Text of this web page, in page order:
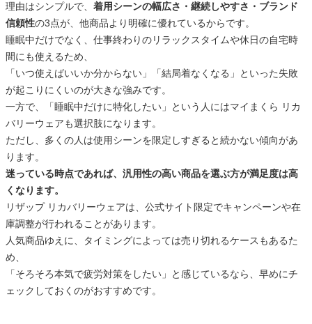
理由はシンプルで、 着用シーンの幅広さ・継続しやすさ・ブランド
信頼性の3点が、他商品より明確に優れているからです。
睡眠中だけでなく、仕事終わりのリラックスタイムや休日の自宅時
間にも使えるため、
「いつ使えばいいか分からない」「結局着なくなる」といった失敗
が起こりにくいのが大きな強みです。
一方で、「睡眠中だけに特化したい」という人にはマイまくら リカ
バリーウェアも選択肢になります。
ただし、多くの人は使用シーンを限定しすぎると続かない傾向があ
ります。
迷っている時点であれば、汎用性の高い商品を選ぶ方が満足度は高
くなります。
リザップ リカバリーウェアは、公式サイト限定でキャンペーンや在
庫調整が行われることがあります。
人気商品ゆえに、タイミングによっては売り切れるケースもあるた
め、
「そろそろ本気で疲労対策をしたい」と感じているなら、早めにチ
ェックしておくのがおすすめです。